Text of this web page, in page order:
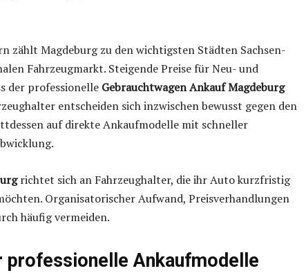
zählt Magdeburg zu den wichtigsten Städten Sachsen-
Fahrzeugmarkt. Steigende Preise für Neu- und
der professionelle Gebrauchtwagen Ankauf Magdeburg
entscheiden sich inzwischen bewusst gegen den
auf direkte Ankaufmodelle mit schneller
richtet sich an Fahrzeughalter, die ihr Auto kurzfristig
Organisatorischer Aufwand, Preisverhandlungen
häufig vermeiden.
professionelle Ankaufmodelle